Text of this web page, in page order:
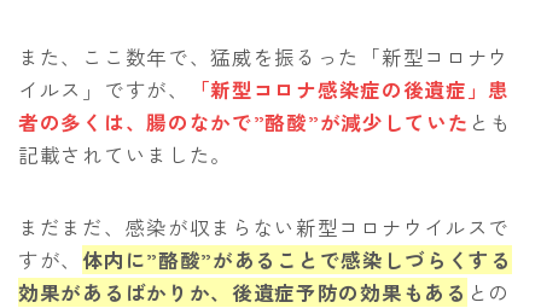
また、ここ数年で、猛威を振るった「新型コロナウ
イルス」ですが、
「新型コロナ感染症の後遺症」患
者の多くは、腸のなかで”酪酸”が減少していた とも
記載されていました。
まだまだ、感染が収まらない新型コロナウイルスで
すが、体内に”酪酸”があることで感染しづらくする
効果があるばかりか、後遺症予防の効果もある との